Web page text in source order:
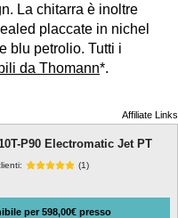
La chitarra è inoltre
placcate in nichel
blu petrolio. Tutti i
da Thomann*.
Affiliate Links
P90 Electromatic Jet PT
(1)
per 598,00€ presso